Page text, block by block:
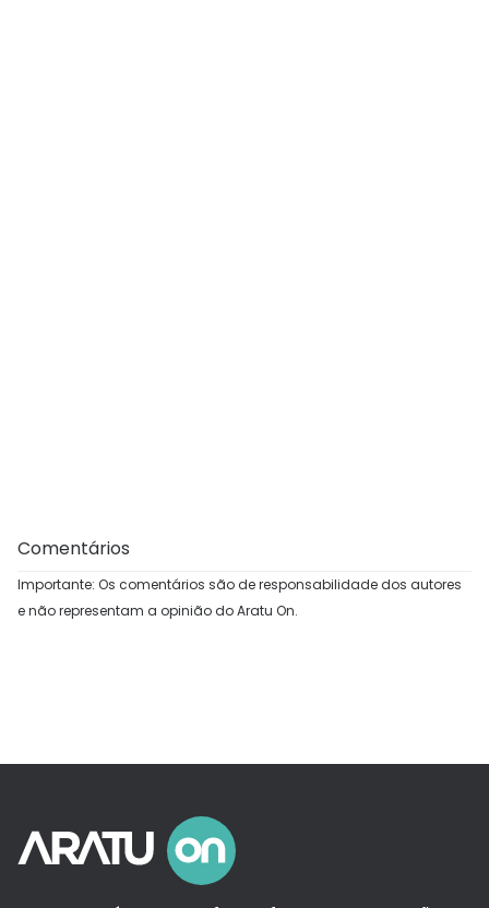
Comentários
Importante: Os comentários são de responsabilidade dos autores
e não representam a opinião do Aratu On.